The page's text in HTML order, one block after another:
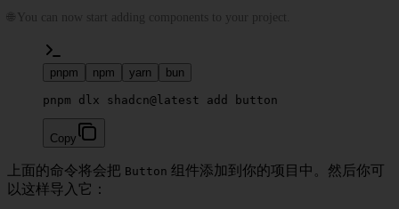
🌐 You can now start adding components to your project.
pnpm npm yarn bun
pnpm dlx shadcn@latest add button
Copy
上面的命令将会把 Button 组件添加到你的项目中。然后你可
以这样导入它：